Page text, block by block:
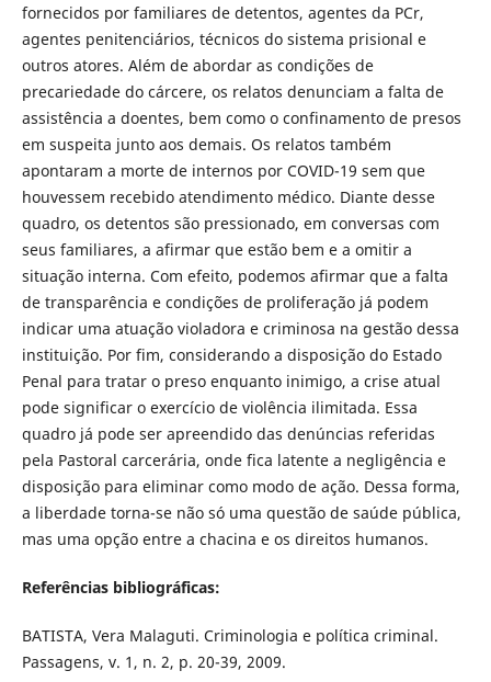
fornecidos por familiares de detentos, agentes da PCr,
agentes penitenciários, técnicos do sistema prisional e
outros atores. Além de abordar as condições de
precariedade do cárcere, os relatos denunciam a falta de
assistência a doentes, bem como o confinamento de presos
em suspeita junto aos demais. Os relatos também
apontaram a morte de internos por COVID-19 sem que
houvessem recebido atendimento médico. Diante desse
quadro, os detentos são pressionado, em conversas com
seus familiares, a afirmar que estão bem e a omitir a
situação interna. Com efeito, podemos afirmar que a falta
de transparência e condições de proliferação já podem
indicar uma atuação violadora e criminosa na gestão dessa
instituição. Por fim, considerando a disposição do Estado
Penal para tratar o preso enquanto inimigo, a crise atual
pode significar o exercício de violência ilimitada. Essa
quadro já pode ser apreendido das denúncias referidas
pela Pastoral carcerária, onde fica latente a negligência e
disposição para eliminar como modo de ação. Dessa forma,
a liberdade torna-se não só uma questão de saúde pública,
mas uma opção entre a chacina e os direitos humanos.
Referências bibliográficas:
BATISTA, Vera Malaguti. Criminologia e política criminal.
Passagens, v. 1, n. 2, p. 20-39, 2009.